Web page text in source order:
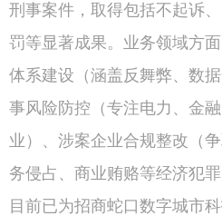
刑事案件，取得包括不起诉
罚等显著成果。业务领域方
体系建设（涵盖反舞弊、数
事风险防控（专注电力、金
业）、涉案企业合规整改（
务侵占、商业贿赂等经济犯
目前已为招商蛇口数字城市